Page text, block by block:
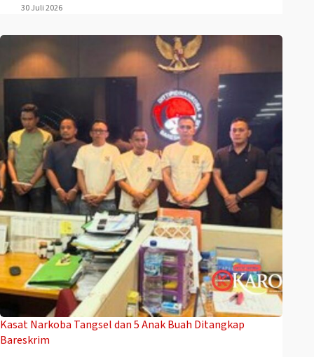
30 Juli 2026
Kasat Narkoba Tangsel dan 5 Anak Buah Ditangkap
Bareskrim